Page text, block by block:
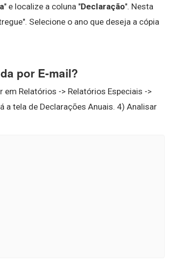
" e localize a coluna "Declaração". Nesta
Selecione o ano que deseja a cópia
por E-mail?
Relatórios -> Relatórios Especiais ->
a tela de Declarações Anuais. 4) Analisar